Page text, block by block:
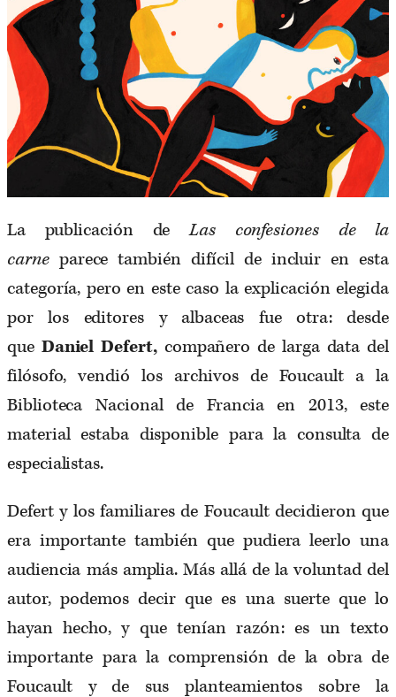
La publicación deLas confesiones de la
carne parece también difícil de incluir en esta
categoría, pero en este caso la explicación elegida
por los editores y albaceas fue otra: desde
que Daniel Defert,compañero de larga data del
filósofo, vendió los archivos de Foucault a la
Biblioteca Nacional de Francia en 2013, este
material estaba disponible para la consulta de
especialistas.
Defert y los familiares de Foucault decidieron que
era importante también que pudiera leerlo una
audiencia más amplia. Más allá de la voluntad del
autor, podemos decir que es una suerte que lo
hayan hecho, y que tenían razón: es un texto
importante para la comprensión de la obra de
Foucault y de sus planteamientos sobre la